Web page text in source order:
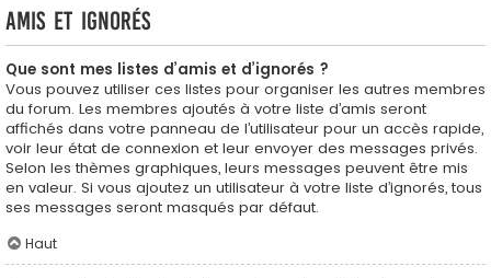
Amis et ignorés
Que sont mes listes d’amis et d’ignorés ?
Vous pouvez utiliser ces listes pour organiser les autres membres
du forum. Les membres ajoutés à votre liste d’amis seront
affichés dans votre panneau de l’utilisateur pour un accès rapide,
voir leur état de connexion et leur envoyer des messages privés.
Selon les thèmes graphiques, leurs messages peuvent être mis
en valeur. Si vous ajoutez un utilisateur à votre liste d’ignorés, tous
ses messages seront masqués par défaut.
Haut